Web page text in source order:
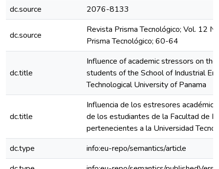
dc.source
2076-8133
dc.source
Revista Prisma Tecnológico; Vol. 12
Prisma Tecnológico; 60-64
dc.title
Influence of academic stressors on
students of the School of Industrial
Technological University of Panama
dc.title
Influencia de los estresores
de los estudiantes de la Facultad de
pertenecientes a la Universidad
dc.type
info:eu-repo/semantics/article